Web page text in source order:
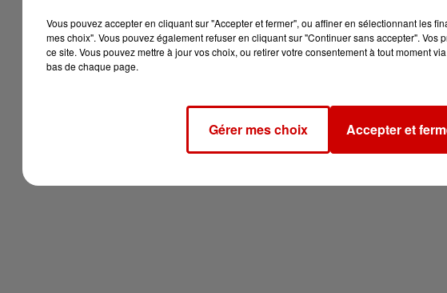
Vous pouvez accepter en cliquant sur "Accepter et fermer", ou affiner en sélectionnant les
mes choix". Vous pouvez également refuser en cliquant sur "Continuer sans accepter". Vos
ce site. Vous pouvez mettre à jour vos choix, ou retirer votre consentement à tout moment
bas de chaque page.
Gérer mes choix Accepter et